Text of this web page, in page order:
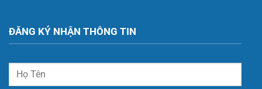
ĐĂNG KÝ NHẬN THÔNG TIN